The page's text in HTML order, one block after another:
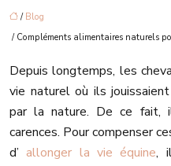
/ Blog
/ Compléments alimentaires naturels
Depuis longtemps, les
vie naturel où ils
par la nature. De ce fait,
carences. Pour compenser
d’allonger la vie équine,